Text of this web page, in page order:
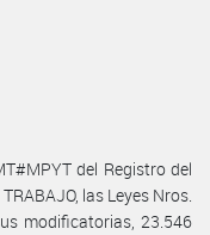
del Registro del
las Leyes Nros.
modificatorias, 23.546